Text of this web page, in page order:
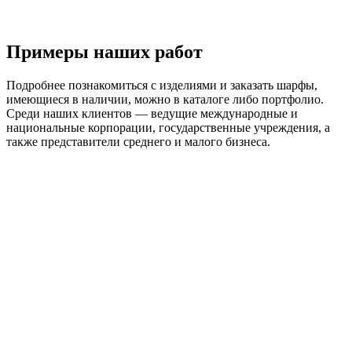
Примеры наших работ
Подробнее познакомиться с изделиями и заказать шарфы,
имеющиеся в наличии, можно в каталоге либо портфолио.
Среди наших клиентов — ведущие международные и
национальные корпорации, государственные учреждения, а
также представители среднего и малого бизнеса.